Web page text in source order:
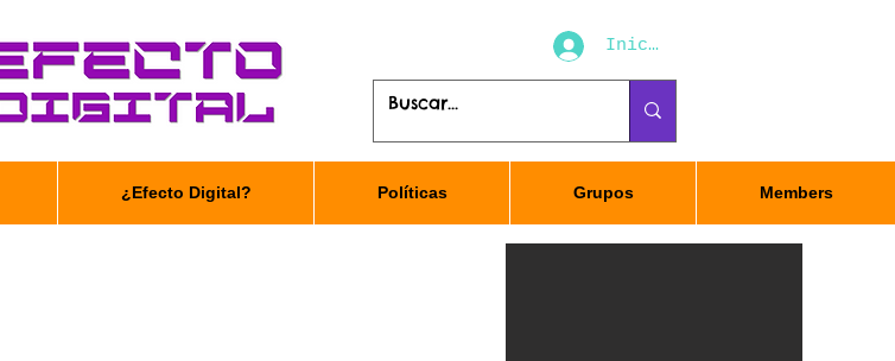
Iniciar sesión
¿Efecto Digital? Políticas Grupos Members